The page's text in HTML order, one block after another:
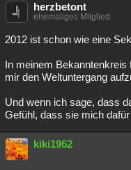
herzbetont
ehemaliges Mitglied
2012 ist schon wie eine
In meinem Bekanntenkreis
mir den Weltuntergang
Und wenn ich sage, dass
Gefühl, dass sie mich
kiki1962